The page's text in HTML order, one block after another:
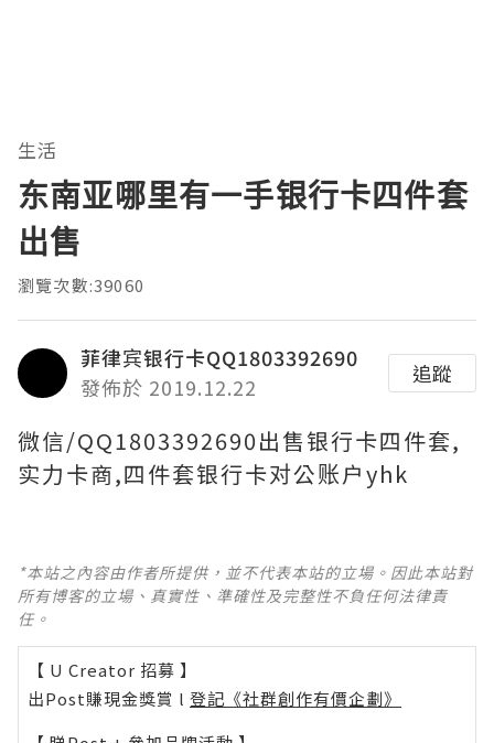
生活
东南亚哪里有一手银行卡四件套
出售
瀏覽次數:39060
菲律宾银行卡QQ1803392690
發佈於 2019.12.22
追蹤
微信/QQ1803392690出售银行卡四件套,
实力卡商,四件套银行卡对公账户yhk
*本站之內容由作者所提供，並不代表本站的立場。因此本站對
所有博客的立場、真實性、準確性及完整性不負任何法律責
任。
【 U Creator 招募 】
出Post賺現金獎賞 l 登記《社群創作有價企劃》